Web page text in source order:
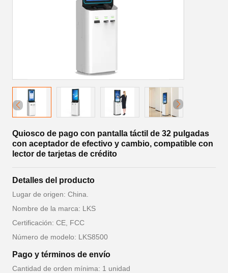
Quiosco de pago con pantalla táctil de 32 pulgadas
con aceptador de efectivo y cambio, compatible con
lector de tarjetas de crédito
Detalles del producto
Lugar de origen: China.
Nombre de la marca: LKS
Certificación: CE, FCC
Número de modelo: LKS8500
Pago y términos de envío
Cantidad de orden mínima: 1 unidad